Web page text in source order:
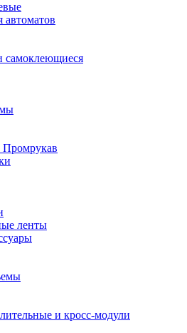
самоклеющиеся
Промрукав
ленты
и кросс-модули